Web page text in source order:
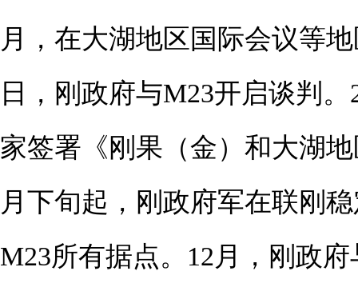
月，在大湖地区国际会议等
日，刚政府与M23开启谈判
家签署《刚果（金）和大湖
月下旬起，刚政府军在联刚
M23所有据点。12月，刚政